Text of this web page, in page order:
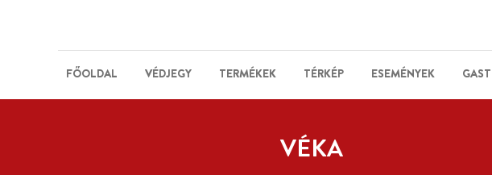
FŐOLDAL VÉDJEGY TERMÉKEK TÉRKÉP ESEMÉNYEK
VÉKA